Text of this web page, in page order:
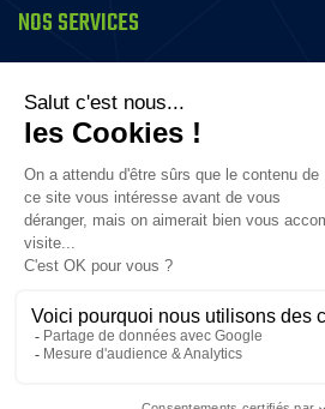
NOS SERVICES
Palette en bois
Rehausse bois – Magasin et Transport
Panneau bois
Caisse bois
Composteur en bois
Données personnelles